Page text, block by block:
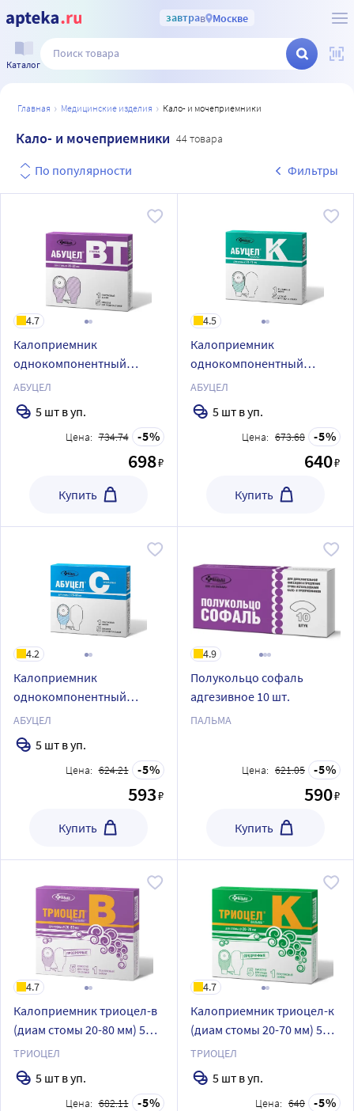
завтрав Москве
Каталог
главная медицинские изделия кало- и мочеприемники
Кало- и мочеприемники 44 товара
По популярности Фильтры
4.7
Калоприемник
однокомпонентный
абуцел- вт (диаметр стомы
до 80 мм) 5 шт.
АБУЦЕЛ
5 шт в уп.
Цена: 734.74 5
698₽
Купить
4.5
Калоприемник
однокомпонентный
абуцел-к (диаметр стомы
до 70 мм) 5 шт.
АБУЦЕЛ
5 шт в уп.
Цена: 673.68 5
640₽
Купить
4.2
Калоприемник
однокомпонентный
абуцел-с (диаметр стомы
до 60 мм) 5 шт.
АБУЦЕЛ
5 шт в уп.
Цена: 624.21 5
593₽
Купить
4.9
Полукольцо софаль
адгезивное 10 шт.
ПАЛЬМА
Цена: 621.05 5
590₽
Купить
4.7
Калоприемник триоцел-в
(диам стомы 20-80 мм) 5
шт./прозрачные
ТРИОЦЕЛ
5 шт в уп.
Цена: 682.11 5
4.7
Калоприемник триоцел-к
(диам стомы 20-70 мм) 5
шт./прозрачные
ТРИОЦЕЛ
5 шт в уп.
Цена: 640 5